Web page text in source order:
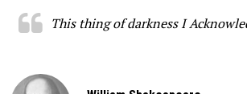
This thing of darkness I